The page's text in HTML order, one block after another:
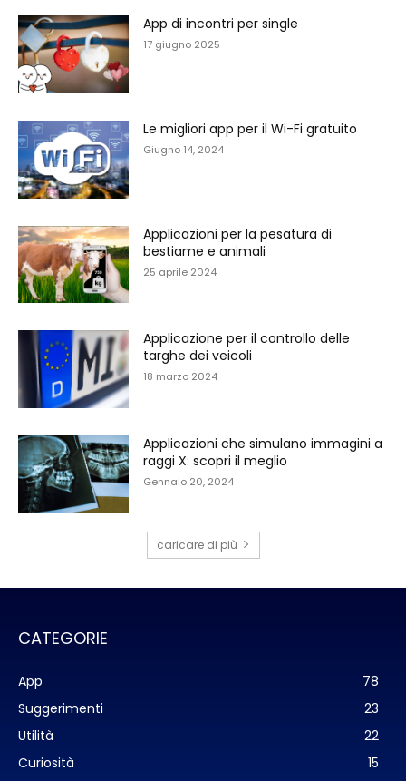
App di incontri per single
17 giugno 2025
Le migliori app per il Wi-Fi gratuito
Giugno 14, 2024
Applicazioni per la pesatura di
bestiame e animali
25 aprile 2024
Applicazione per il controllo delle
targhe dei veicoli
18 marzo 2024
Applicazioni che simulano immagini a
raggi X: scopri il meglio
Gennaio 20, 2024
caricare di più
CATEGORIE
App
78
Suggerimenti
23
Utilità
22
Curiosità
15